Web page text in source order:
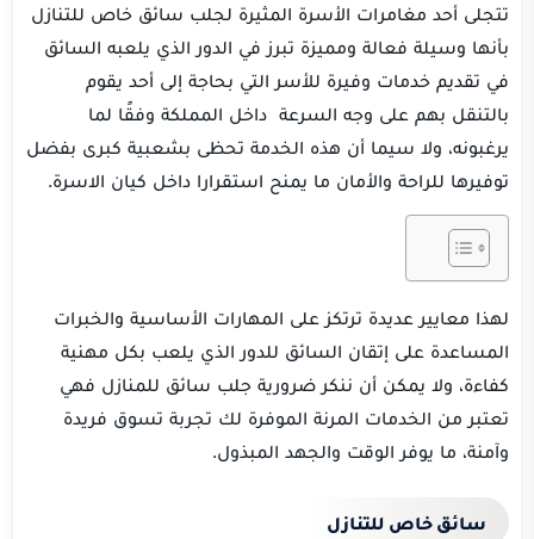
تتجلى أحد مغامرات الأسرة المثيرة لجلب سائق خاص للتنازل
بأنها وسيلة فعالة ومميزة تبرز في الدور الذي يلعبه السائق
في تقديم خدمات وفيرة للأسر التي بحاجة إلى أحد يقوم
بالتنقل بهم على وجه السرعة داخل المملكة وفقًا لما
يرغبونه، ولا سيما أن هذه الخدمة تحظى بشعبية كبرى بفضل
توفيرها للراحة والأمان ما يمنح استقرارا داخل كيان الاسرة.
لهذا معايير عديدة ترتكز على المهارات الأساسية والخبرات
المساعدة على إتقان السائق للدور الذي يلعب بكل مهنية
كفاءة، ولا يمكن أن ننكر ضرورية جلب سائق للمنازل فهي
تعتبر من الخدمات المرنة الموفرة لك تجربة تسوق فريدة
وآمنة، ما يوفر الوقت والجهد المبذول.
سائق خاص للتنازل